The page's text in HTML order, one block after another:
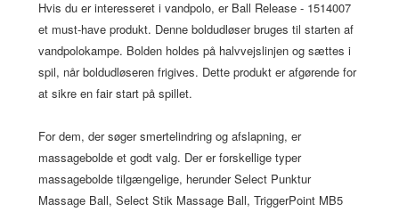
Hvis du er interesseret i vandpolo, er Ball Release - 1514007
et must-have produkt. Denne boldudløser bruges til starten af
vandpolokampe. Bolden holdes på halvvejslinjen og sættes i
spil, når boldudløseren frigives. Dette produkt er afgørende for
at sikre en fair start på spillet.
For dem, der søger smertelindring og afslapning, er
massagebolde et godt valg. Der er forskellige typer
massagebolde tilgængelige, herunder Select Punktur
Massage Ball, Select Stik Massage Ball, TriggerPoint MB5